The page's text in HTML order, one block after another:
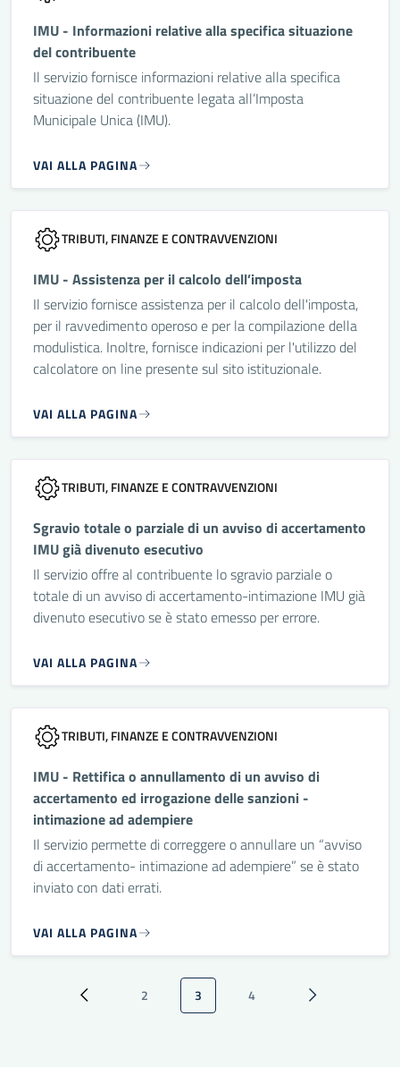
IMU - Informazioni relative alla specifica situazione
del contribuente
Il servizio fornisce informazioni relative alla specifica
situazione del contribuente legata all’Imposta
Municipale Unica (IMU).
VAI ALLA PAGINA
TRIBUTI, FINANZE E CONTRAVVENZIONI
IMU - Assistenza per il calcolo dell’imposta
Il servizio fornisce assistenza per il calcolo dell'imposta,
per il ravvedimento operoso e per la compilazione della
modulistica. Inoltre, fornisce indicazioni per l'utilizzo del
calcolatore on line presente sul sito istituzionale.
VAI ALLA PAGINA
TRIBUTI, FINANZE E CONTRAVVENZIONI
Sgravio totale o parziale di un avviso di accertamento
IMU già divenuto esecutivo
Il servizio offre al contribuente lo sgravio parziale o
totale di un avviso di accertamento-intimazione IMU già
divenuto esecutivo se è stato emesso per errore.
VAI ALLA PAGINA
TRIBUTI, FINANZE E CONTRAVVENZIONI
IMU - Rettifica o annullamento di un avviso di
accertamento ed irrogazione delle sanzioni -
intimazione ad adempiere
Il servizio permette di correggere o annullare un “avviso
di accertamento- intimazione ad adempiere” se è stato
inviato con dati errati.
VAI ALLA PAGINA
Paginazione
Pagina precedente
Pagina
2 Pagina attuale
3 Pagina
4 Pagina